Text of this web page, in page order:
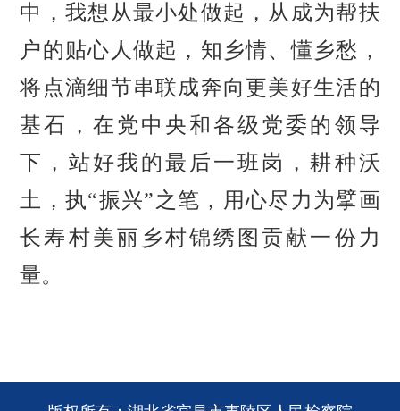
中，我想从最小处做起，从成为帮扶
户的贴心人做起，知乡情、懂乡愁，
将点滴细节串联成奔向更美好生活的
基石，在党中央和各级党委的领导
下，站好我的最后一班岗，耕种沃
土，执“振兴”之笔，用心尽力为擘画
长寿村美丽乡村锦绣图贡献一份力
量。